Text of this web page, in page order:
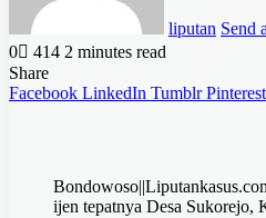
liputan Send
0
414 2 minutes read
Share
Facebook LinkedIn Tumblr Pinterest
ijen tepatnya Desa Sukorejo,